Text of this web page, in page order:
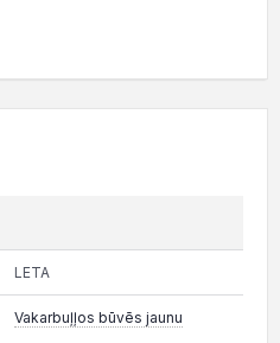
LETA
Vakarbuļļos būvēs jaunu